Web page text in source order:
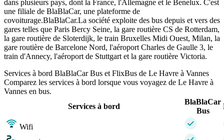
dans plusieurs pays, dont la France, l'Allemagne et le Benelux. C'est
une filiale de BlaBlaCar, une plateforme de
covoiturage.BlaBlaCar.La société exploite des bus depuis et vers des
gares telles que Paris Bercy Seine, la gare routière CS de Rotterdam,
la gare routière de Sloterdijk, le train Bruxelles Midi Ouest, Milan, la
gare routière de Barcelone Nord, l'aéroport Charles de Gaulle 3, le
train d'Annecy, l'aéroport de Stuttgart et la gare routière Victoria.
Services à bord BlaBlaCar Bus et FlixBus de Le Havre à Vannes
Comparez les services à bord lorsque vous voyagez de Le Havre à
Vannes en bus.
Services à bord
BlaBlaCar
Bus
Wifi